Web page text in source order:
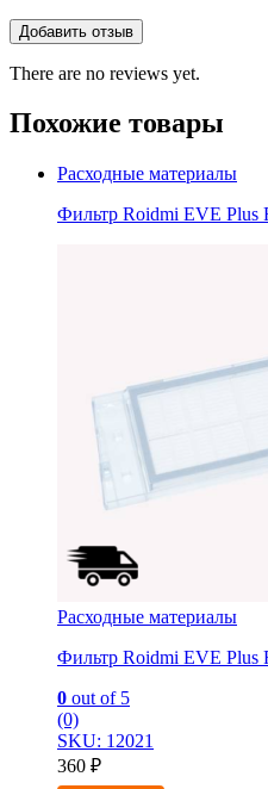
There are no reviews yet.
Похожие товары
Расходные материалы
Фильтр Roidmi EVE Plus
Расходные материалы
Фильтр Roidmi EVE Plus
0 out of 5
(0)
SKU: 12021
360 ₽